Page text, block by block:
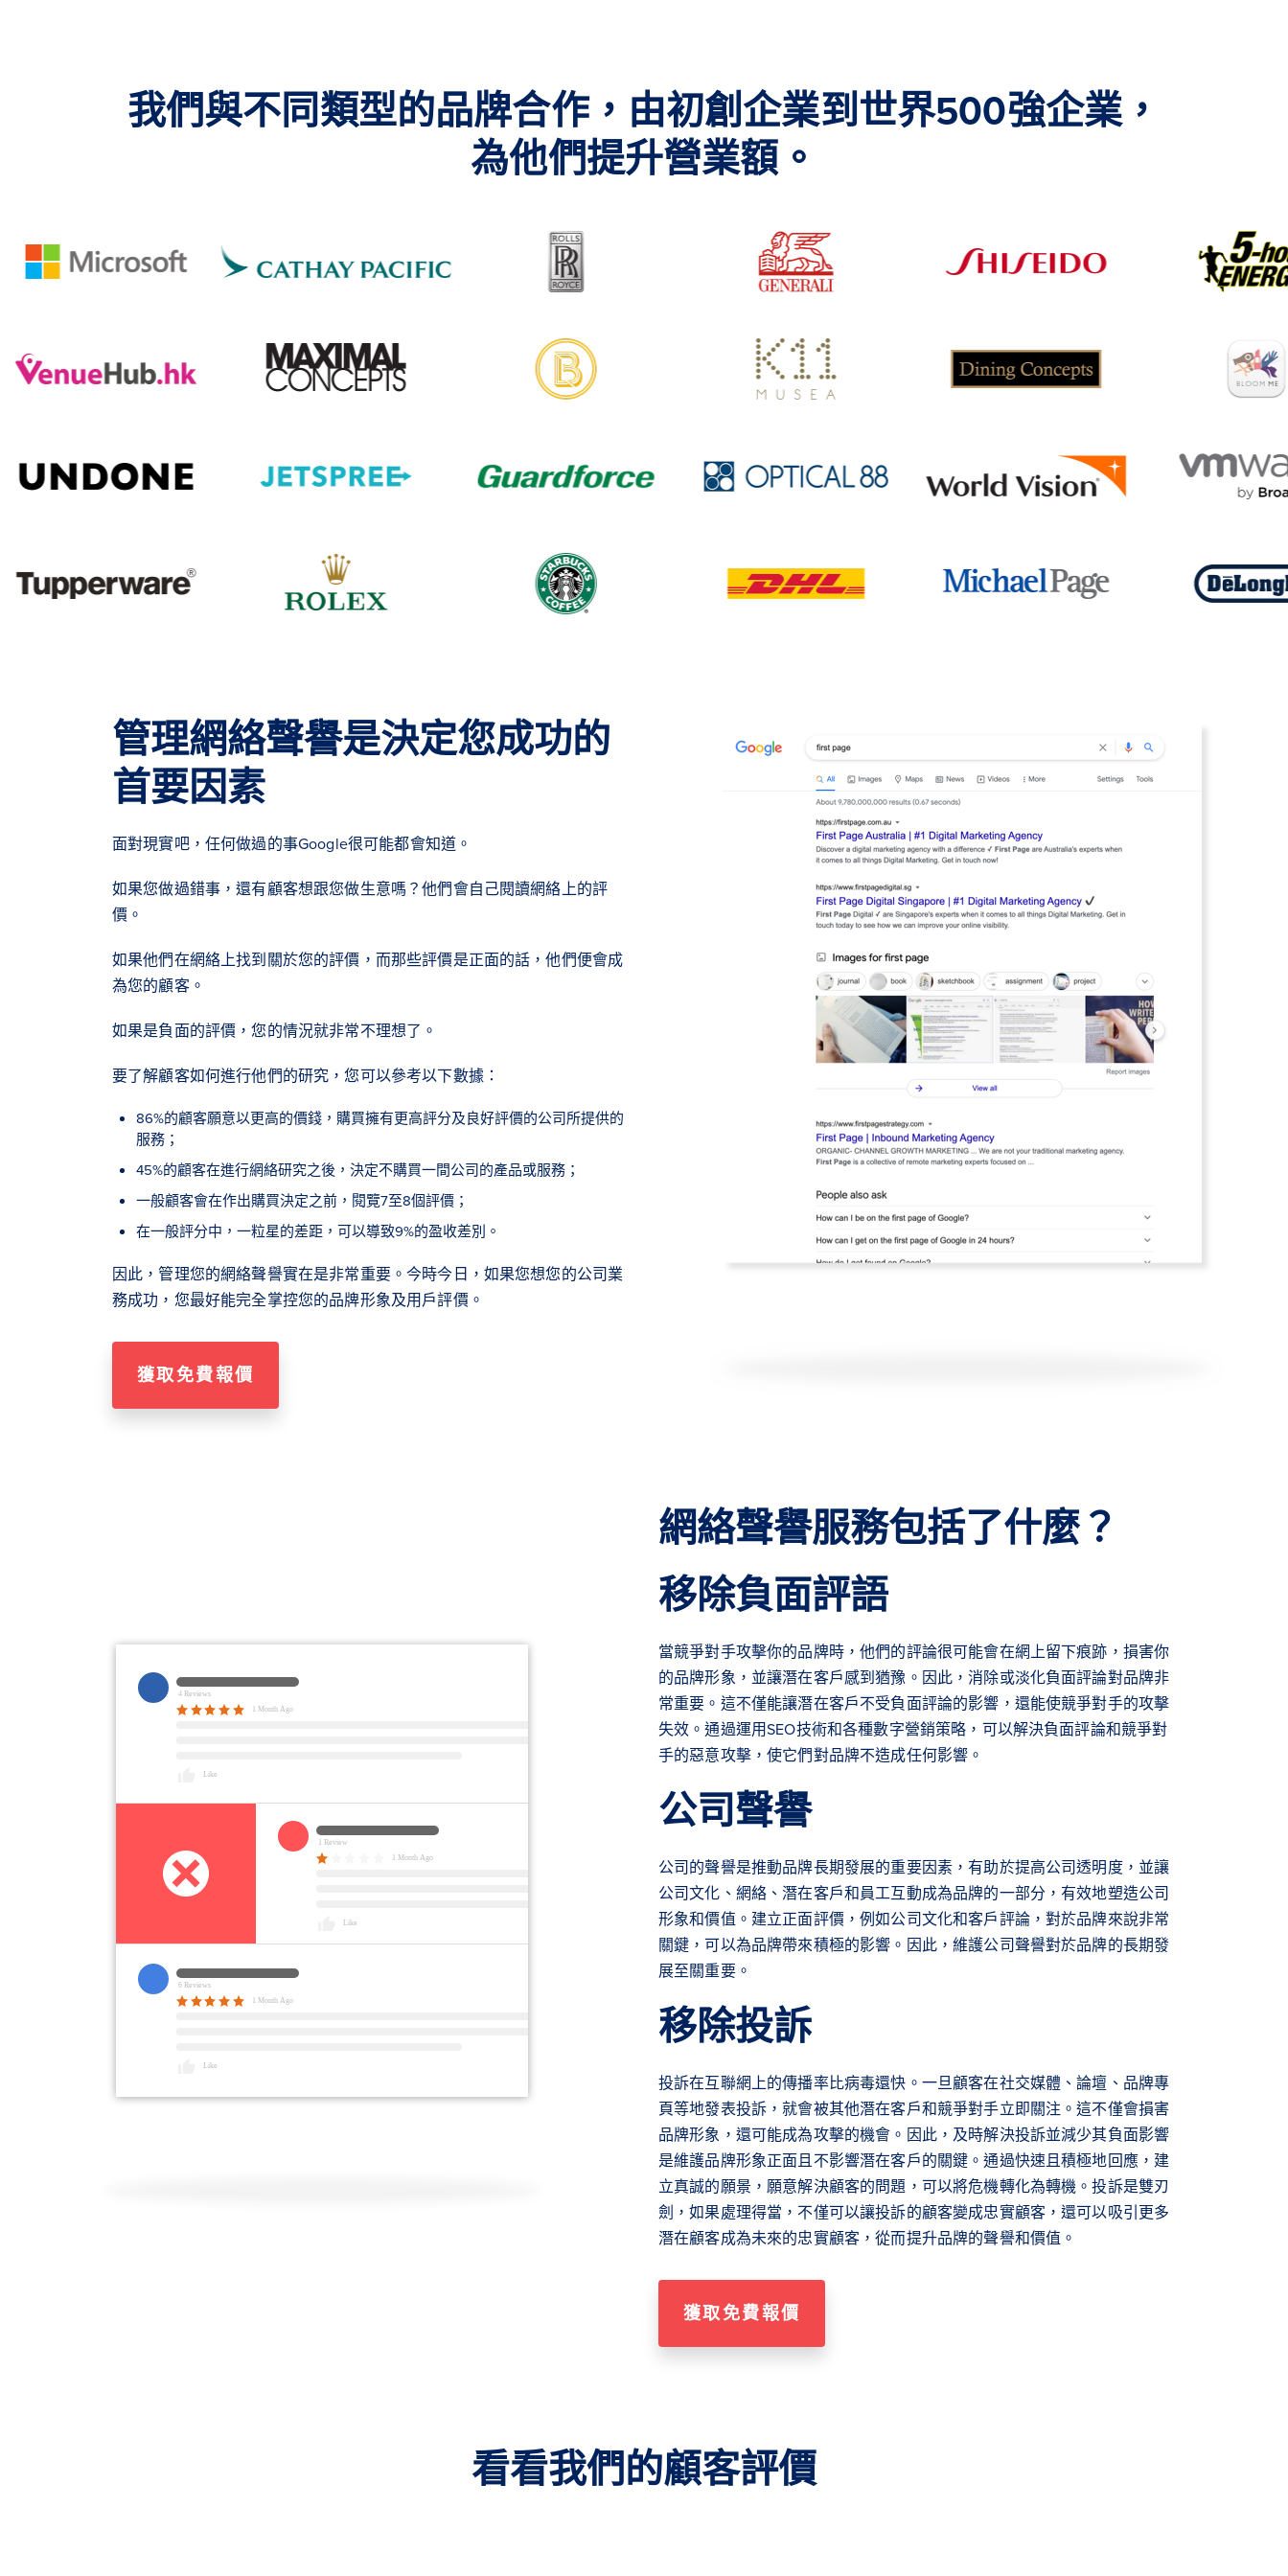
我們與不同類型的品牌合作，由初創企業到世界500強企業，
為他們提升營業額。
管理網絡聲譽是決定您成功的
首要因素
面對現實吧，任何做過的事Google很可能都會知道。
如果您做過錯事，還有顧客想跟您做生意嗎？他們會自己閱讀網絡上的評
價。
如果他們在網絡上找到關於您的評價，而那些評價是正面的話，他們便會成
為您的顧客。
如果是負面的評價，您的情況就非常不理想了。
要了解顧客如何進行他們的研究，您可以參考以下數據：
86%的顧客願意以更高的價錢，購買擁有更高評分及良好評價的公司所提供的
服務；
45%的顧客在進行網絡研究之後，決定不購買一間公司的產品或服務；
一般顧客會在作出購買決定之前，閱覽7至8個評價；
在一般評分中，一粒星的差距，可以導致9%的盈收差別。
因此，管理您的網絡聲譽實在是非常重要。今時今日，如果您想您的公司業
務成功，您最好能完全掌控您的品牌形象及用戶評價。
獲取免費報價
網絡聲譽服務包括了什麼？
移除負面評語
當競爭對手攻擊你的品牌時，他們的評論很可能會在網上留下痕跡，損害你
的品牌形象，並讓潛在客戶感到猶豫。因此，消除或淡化負面評論對品牌非
常重要。這不僅能讓潛在客戶不受負面評論的影響，還能使競爭對手的攻擊
失效。通過運用SEO技術和各種數字營銷策略，可以解決負面評論和競爭對
手的惡意攻擊，使它們對品牌不造成任何影響。
公司聲譽
公司的聲譽是推動品牌長期發展的重要因素，有助於提高公司透明度，並讓
公司文化、網絡、潛在客戶和員工互動成為品牌的一部分，有效地塑造公司
形象和價值。建立正面評價，例如公司文化和客戶評論，對於品牌來說非常
關鍵，可以為品牌帶來積極的影響。因此，維護公司聲譽對於品牌的長期發
展至關重要。
移除投訴
投訴在互聯網上的傳播率比病毒還快。一旦顧客在社交媒體、論壇、品牌專
頁等地發表投訴，就會被其他潛在客戶和競爭對手立即關注。這不僅會損害
品牌形象，還可能成為攻擊的機會。因此，及時解決投訴並減少其負面影響
是維護品牌形象正面且不影響潛在客戶的關鍵。通過快速且積極地回應，建
立真誠的願景，願意解決顧客的問題，可以將危機轉化為轉機。投訴是雙刃
劍，如果處理得當，不僅可以讓投訴的顧客變成忠實顧客，還可以吸引更多
潛在顧客成為未來的忠實顧客，從而提升品牌的聲譽和價值。
獲取免費報價
看看我們的顧客評價